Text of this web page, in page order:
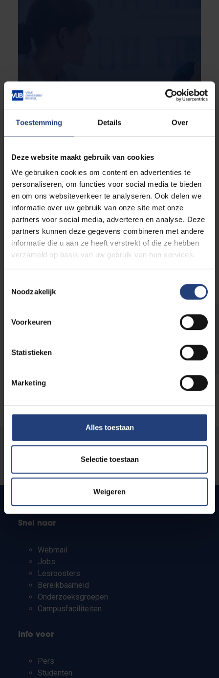
Toestemming Details Over
Deze website maakt gebruik van cookies
We gebruiken cookies om content en advertenties te
personaliseren, om functies voor social media te bieden
en om ons websiteverkeer te analyseren. Ook delen we
informatie over uw gebruik van onze site met onze
partners voor social media, adverteren en analyse. Deze
partners kunnen deze gegevens combineren met andere
informatie die u aan ze heeft verstrekt of die ze hebben
verzameld op basis van uw gebruik van hun services.
Noodzakelijk
Voorkeuren
Statistieken
Marketing
Alles toestaan
Selectie toestaan
Weigeren
Aan de VUB kan je in verschillende domeinen
permanente vormingen volgen.
Stond er een fout op deze pagina?
Snel naar
Webmail
Jobs
Lesroosters
Bereikbaarheid
Onderzoeksgroepen
Campusfaciliteiten
Info voor
Pers
Studenten